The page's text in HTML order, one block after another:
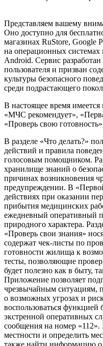
Представляем вашему
Оно доступно для
магазинах RuStore, Google
на операционных
Android. Сервис
пользователя и призван
культуры безопасного
среди подрастающего
В настоящее время имеется
«МЧС рекомендует»,
«Проверь свою
В разделе «Что делать?»
действий и правила
голосовым помощником.
хранилище знаний о
причинах возникновения
предупреждении. В
действиях при оказании
прибытия медицинских
ежедневный оперативный
природного характера.
«Проверь свои знания»
содержат чек-листы по
готовности жилища к
тесты, позволяющие
будет полезно как в быту,
Приложение позволяет
чрезвычайным ситуациям,
о возможных угрозах и
воспользоваться функцией
экстренной оперативных
сообщения на номер «112».
местности и определить